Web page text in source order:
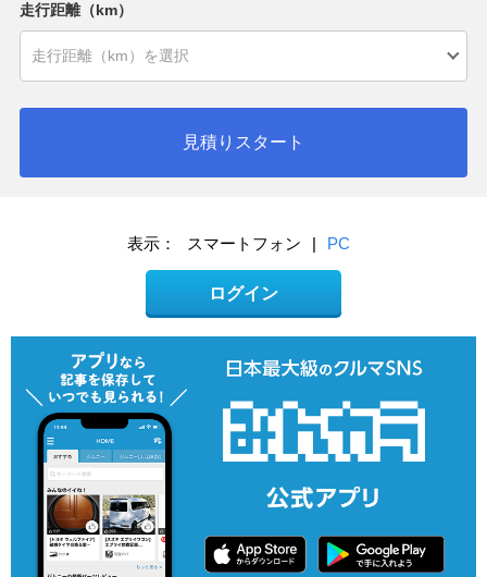
走行距離（km）
見積りスタート
表示： スマートフォン | PC
ログイン